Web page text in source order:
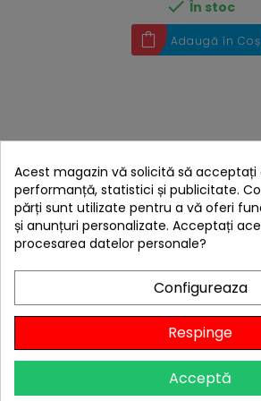
 În stoc
Adaugă în Coș
Perie de sarma 3 in 1 pentru
16800
29,00 lei
Niciun
Acest magazin vă solicită să
performanță, statistici și publicitate.
părți sunt utilizate pentru a vă oferi
și anunțuri personalizate. Acceptați
procesarea datelor personale?
Configureaza
Respinge
Acceptă